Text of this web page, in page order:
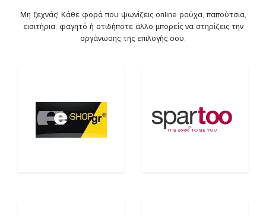
Μη ξεχνάς! Κάθε φορά που ψωνίζεις online ρούχα, παπούτσια,
εισιτήρια, φαγητό ή οτιδήποτε άλλο μπορείς να στηρίζεις την
οργάνωσης της επιλογής σου.